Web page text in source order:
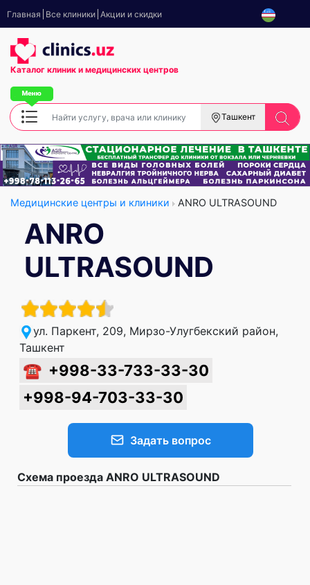
Главная Все клиники Акции и скидки
Каталог клиник и медицинских центров
Ташкент
Медицинские центры и клиники ANRO ULTRASOUND
ANRO
ULTRASOUND
ул. Паркент, 209, Мирзо-Улугбекский район,
Ташкент
☎ +998-33-733-33-30
+998-94-703-33-30
Задать вопрос
Схема проезда ANRO ULTRASOUND